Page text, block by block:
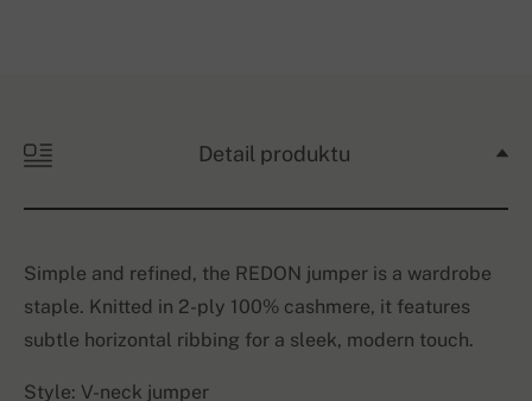
Detail produktu
Simple and refined, the REDON jumper is a wardrobe
staple. Knitted in 2-ply 100% cashmere, it features
subtle horizontal ribbing for a sleek, modern touch.
Style: V-neck jumper